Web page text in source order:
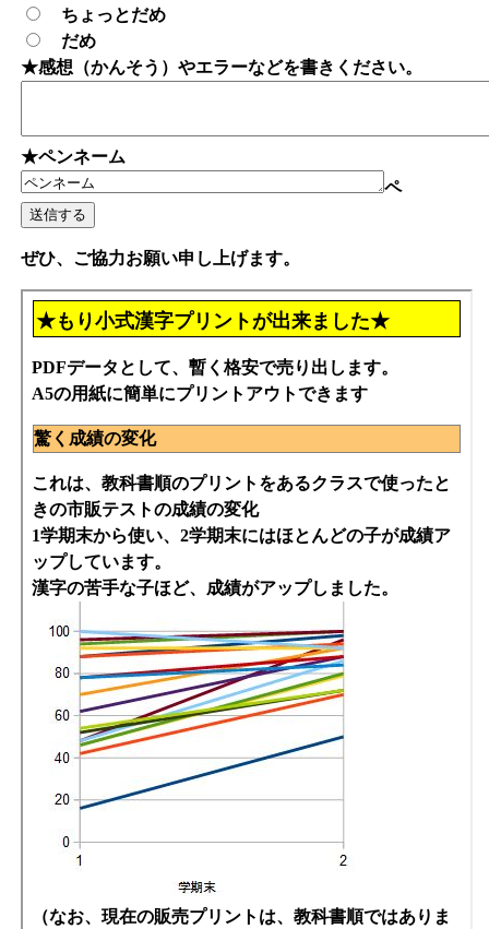
ちょっとだめ
だめ
★感想（かんそう）やエラーなどを書きください。
★ペンネーム
ペ
ぜひ、ご協力お願い申し上げます。